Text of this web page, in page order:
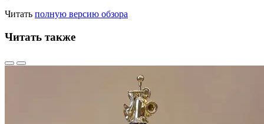
Читать полную версию обзора
Читать также